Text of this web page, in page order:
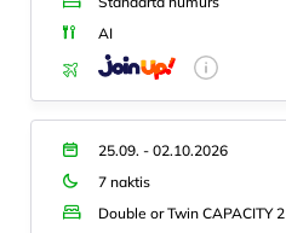
AI
25.09. - 02.10.2026
7 naktis
Double or Twin CAPACITY 2